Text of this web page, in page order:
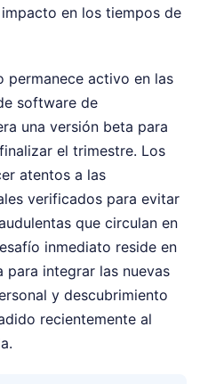
en los tiempos de
permanece activo en las
software de
una versión beta para
el trimestre. Los
atentos a las
verificados para evitar
que circulan en
inmediato reside en
para integrar las nuevas
y descubrimiento
recientemente al